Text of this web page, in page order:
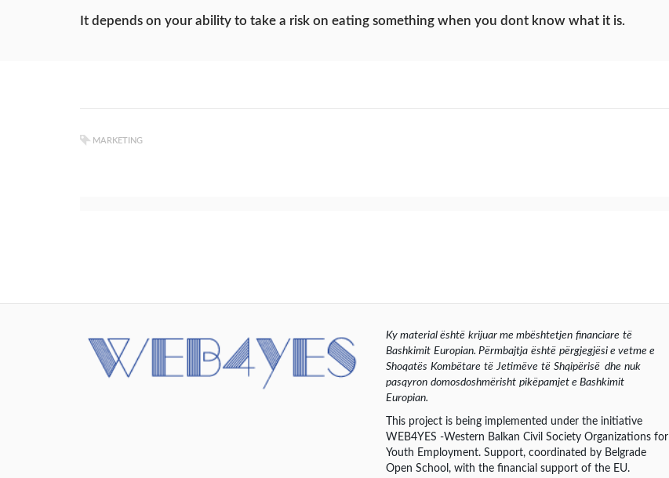
It depends on your ability to take a risk on eating something when you dont know what it is.
MARKETING
Ky material është krijuar me mbështetjen financiare të
Bashkimit Europian. Përmbajtja është përgjegjësi e vetme e
Shoqatës Kombëtare të Jetimëve të Shqipërisë dhe nuk
pasqyron domosdoshmërisht pikëpamjet e Bashkimit
Europian.
This project is being implemented under the initiative
WEB4YES -Western Balkan Civil Society Organizations for
Youth Employment. Support, coordinated by Belgrade
Open School, with the financial support of the EU.